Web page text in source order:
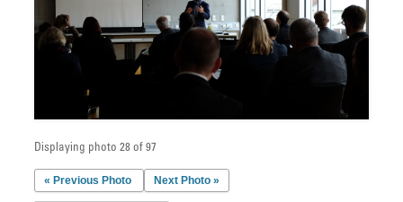
Displaying photo 28 of 97
« Previous Photo Next Photo »